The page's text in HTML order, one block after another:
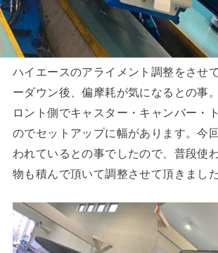
ハイエースのアライメント調整をさせ
ーダウン後、偏摩耗が気になるとの事
ロント側でキャスター・キャンバー・
のでセットアップに幅があります。今
われているとの事でしたので、普段使
物も積んで頂いて調整させて頂きました